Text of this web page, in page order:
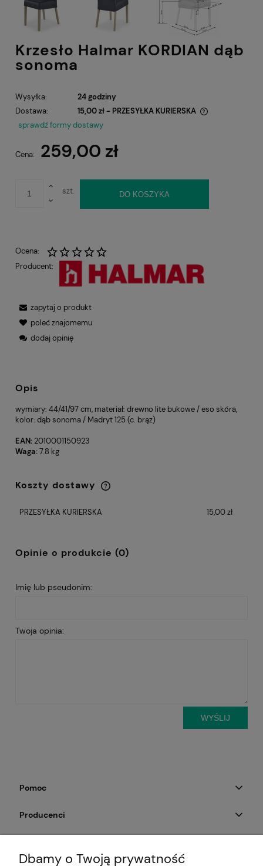
Krzesło Halmar KORDIAN dąb
sonoma
Wysyłka:
24 godziny
Dostawa:
15,00 zł - PRZESYŁKA KURIERSKA
Cena nie zawiera ewentualnych kosztów płatności
sprawdź formy dostawy
Cena: 259,00 zł
szt. DO KOSZYKA
Ocena:
Producent:
zapytaj o produkt
poleć znajomemu
dodaj opinię
Opis
wymiary: 44/41/97 cm, materiał: drewno lite bukowe / eso skóra,
kolor: dąb sonoma / Madryt 125 (c. brąz)
EAN: 2010001150923
Waga:7.8 kg
Koszty dostawy
Cena nie zawiera ewentualnych kosztów
PRZESYŁKA KURIERSKA
15,00 zł
Opinie o produkcie (0)
Imię lub pseudonim:
Twoja opinia:
WYŚLIJ
Pomoc
Producenci
Dbamy o Twoją prywatność